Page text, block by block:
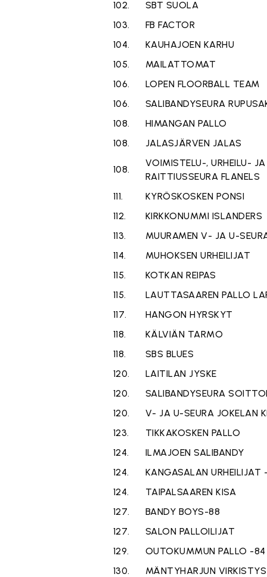
102.
SBT SUOLA
103.
FB FACTOR
104.
KAUHAJOEN KARHU
105.
MAILATTOMAT
106.
LOPEN FLOORBALL TEAM
106.
SALIBANDYSEURA
108.
HIMANGAN PALLO
108.
JALASJÄRVEN JALAS
108.
VOIMISTELU-, URHEILU- JA
RAITTIUSSEURA FLANELS
111.
KYRÖSKOSKEN PONSI
112.
KIRKKONUMMI ISLANDERS
113.
MUURAMEN V- JA U-
114.
MUHOKSEN URHEILIJAT
115.
KOTKAN REIPAS
115.
LAUTTASAAREN PALLO
117.
HANGON HYRSKYT
118.
KÄLVIÄN TARMO
118.
SBS BLUES
120.
LAITILAN JYSKE
120.
SALIBANDYSEURA
120.
V- JA U-SEURA JOKELAN
123.
TIKKAKOSKEN PALLO
124.
ILMAJOEN SALIBANDY
124.
KANGASALAN URHEILIJAT
124.
TAIPALSAAREN KISA
127.
BANDY BOYS-88
127.
SALON PALLOILIJAT
129.
OUTOKUMMUN PALLO -84
130.
MÄNTYHARJUN VIRKISTYS